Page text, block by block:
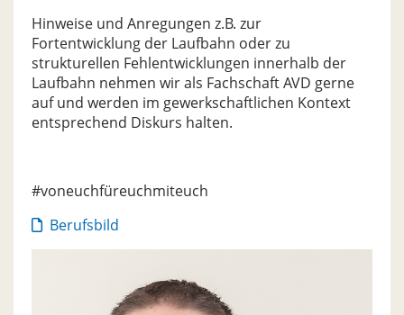
Hinweise und Anregungen z.B. zur
Fortentwicklung der Laufbahn oder zu
strukturellen Fehlentwicklungen innerhalb der
Laufbahn nehmen wir als Fachschaft AVD gerne
auf und werden im gewerkschaftlichen Kontext
entsprechend Diskurs halten.
#voneuchfüreuchmiteuch
Berufsbild